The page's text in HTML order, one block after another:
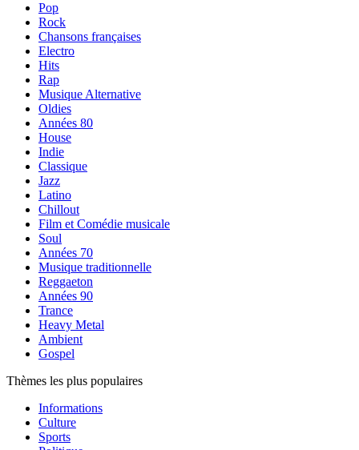
Pop
Rock
Chansons françaises
Electro
Hits
Rap
Musique Alternative
Oldies
Années 80
House
Indie
Classique
Jazz
Latino
Chillout
Film et Comédie musicale
Soul
Années 70
Musique traditionnelle
Reggaeton
Années 90
Trance
Heavy Metal
Ambient
Gospel
Thèmes les plus populaires
Informations
Culture
Sports